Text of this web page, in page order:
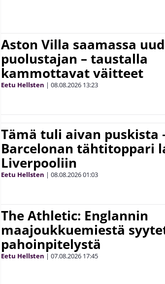
Aston Villa saamassa
puolustajan – taustalla
kammottavat väitteet
Eetu Hellsten | 08.08.2026 13:23
Tämä tuli aivan puskista
Barcelonan tähtitoppari
Liverpooliin
Eetu Hellsten | 08.08.202601:03
The Athletic: Englannin
maajoukkuemiestä
pahoinpitelystä
Eetu Hellsten | 07.08.2026 17:45